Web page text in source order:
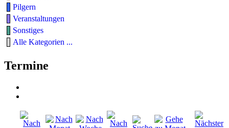
Pilgern
Veranstaltungen
Sonstiges
Alle Kategorien ...
Termine